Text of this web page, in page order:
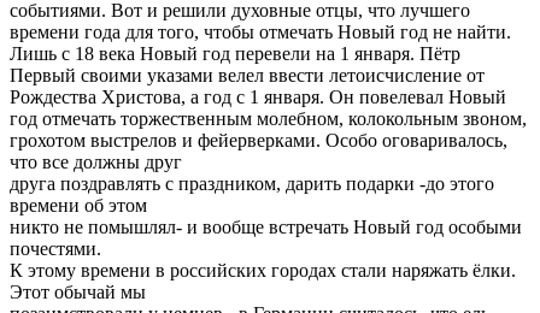
событиями. Вот и решили духовные отцы, что лучшего
времени года для того, чтобы отмечать Новый год не найти.
Лишь с 18 века Новый год перевели на 1 января. Пётр
Первый своими указами велел ввести летоисчисление от
Рождества Христова, а год с 1 января. Он повелевал Новый
год отмечать торжественным молебном, колокольным звоном,
грохотом выстрелов и фейерверками. Особо оговаривалось,
что все должны друг
друга поздравлять с праздником, дарить подарки -до этого
времени об этом
никто не помышлял- и вообще встречать Новый год особыми
почестями.
К этому времени в российских городах стали наряжать ёлки.
Этот обычай мы